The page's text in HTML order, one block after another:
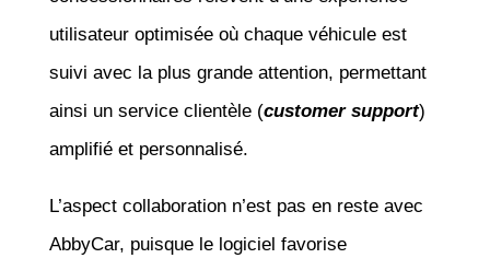
utilisateur optimisée où chaque véhicule est
suivi avec la plus grande attention, permettant
ainsi un service clientèle (customer support)
amplifié et personnalisé.
L’aspect collaboration n’est pas en reste avec
AbbyCar, puisque le logiciel favorise